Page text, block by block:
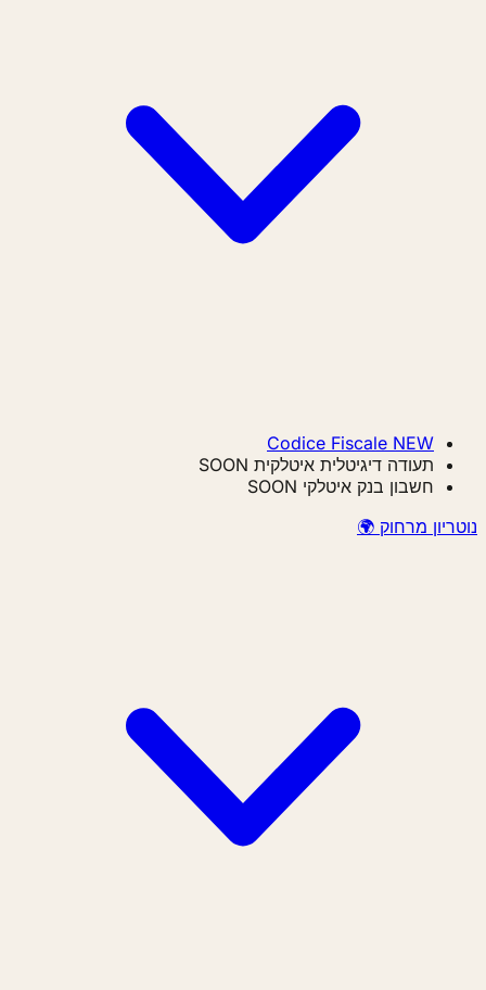
Codice Fiscale NEW
תעודה דיגיטלית איטלקית SOON
חשבון בנק איטלקי SOON
נוטריון מרחוק 🌍